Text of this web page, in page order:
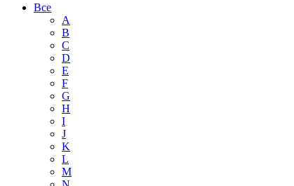
Все
A
B
C
D
E
F
G
H
I
J
K
L
M